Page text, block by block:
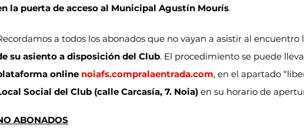
la puerta de acceso al Municipal Agustín Mourís.
a todos los abonados que no vayan a asistir al encuentro
su asiento a disposición del Club. El procedimiento se puede
online noiafs.compralaentrada.com, en el apartado
Social del Club (calle Carcasía, 7. Noia) en su horario de
ABONADOS